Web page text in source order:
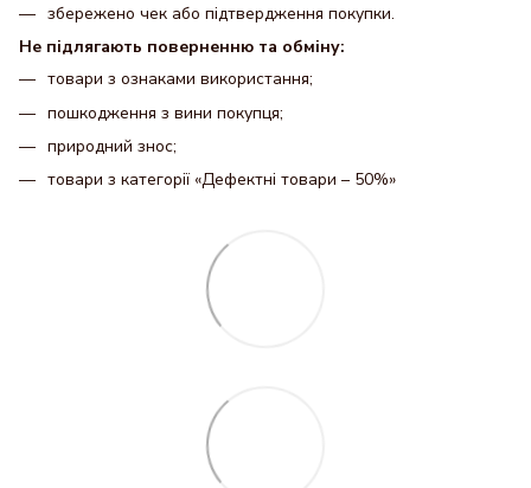
збережено чек або підтвердження покупки.
Не підлягають поверненню та обміну:
товари з ознаками використання;
пошкодження з вини покупця;
природний знос;
товари з категорії «Дефектні товари – 50%»